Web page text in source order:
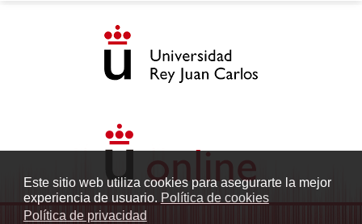
Este sitio web utiliza cookies para asegurarte la mejor
experiencia de usuario. Política de cookies
Política de privacidad